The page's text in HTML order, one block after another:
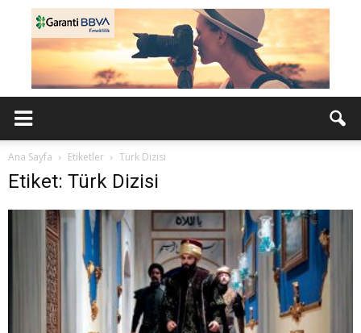
Ana Sayfa Etiketler Türk Dizisi
Etiket: Türk Dizisi